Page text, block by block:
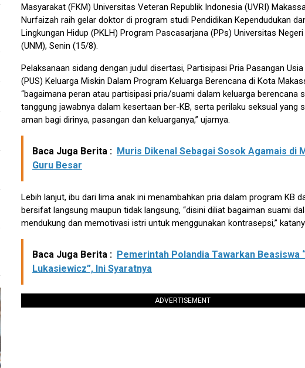
Masyarakat (FKM) Universitas Veteran Republik Indonesia (UVRI)
Nurfaizah raih gelar doktor di program studi Pendidikan Kependudukan
Lingkungan Hidup (PKLH) Program Pascasarjana (PPs) Universitas
(UNM), Senin (15/8).
Pelaksanaan sidang dengan judul disertasi, Partisipasi Pria Pasangan
(PUS) Keluarga Miskin Dalam Program Keluarga Berencana di Kota
“bagaimana peran atau partisipasi pria/suami dalam keluarga berencana
tanggung jawabnya dalam kesertaan ber-KB, serta perilaku seksual yang
aman bagi dirinya, pasangan dan keluarganya,” ujarnya.
Baca Juga Berita : Muris Dikenal Sebagai Sosok Agamais di
Guru Besar
Lebih lanjut, ibu dari lima anak ini menambahkan pria dalam program KB
bersifat langsung maupun tidak langsung, “disini diliat bagaiman suami
mendukung dan memotivasi istri untuk menggunakan kontrasepsi,”
Baca Juga Berita : Pemerintah Polandia Tawarkan Beasiswa
Lukasiewicz”, Ini Syaratnya
ADVERTISEMENT